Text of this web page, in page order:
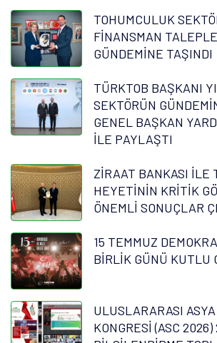
TOHUMCULUK
FİNANSMAN
GÜNDEMİNE TAŞINDI
TÜRKTOB BAŞKANI
SEKTÖRÜN
GENEL BAŞKAN
İLE PAYLAŞTI
ZİRAAT BANKASI İLE
HEYETİNİN KRİTİK
ÖNEMLİ SONUÇLAR
15 TEMMUZ
BİRLİK GÜNÜ KUTLU
ULUSLARARASI
KONGRESİ (ASC 2026)